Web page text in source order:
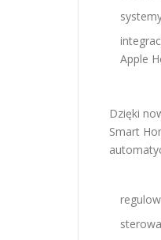
Apple
Dzięki
Smart